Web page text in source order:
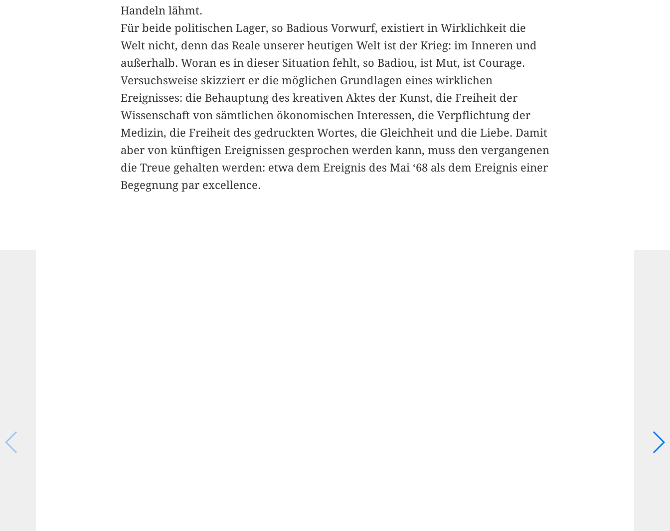
Handeln lähmt.
Für beide politischen Lager, so Badious Vorwurf, existiert in Wirklichkeit die
Welt nicht, denn das Reale unserer heutigen Welt ist der Krieg: im Inneren und
außerhalb. Woran es in dieser Situation fehlt, so Badiou, ist Mut, ist Courage.
Versuchsweise skizziert er die möglichen Grundlagen eines wirklichen
Ereignisses: die Behauptung des kreativen Aktes der Kunst, die Freiheit der
Wissenschaft von sämtlichen ökonomischen Interessen, die Verpflichtung der
Medizin, die Freiheit des gedruckten Wortes, die Gleichheit und die Liebe. Damit
aber von künftigen Ereignissen gesprochen werden kann, muss den vergangenen
die Treue gehalten werden: etwa dem Ereignis des Mai ‘68 als dem Ereignis einer
Begegnung par excellence.